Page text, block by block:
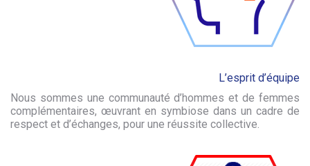
L’esprit d’équipe
Nous sommes une communauté d’hommes et de femmes
complémentaires, œuvrant en symbiose dans un cadre de
respect et d’échanges, pour une réussite collective.